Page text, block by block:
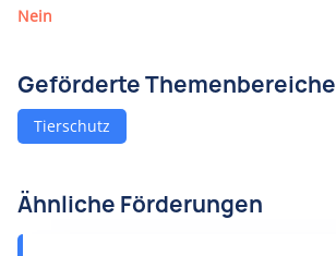
Nein
Geförderte Themenbereiche
Tierschutz
Ähnliche Förderungen